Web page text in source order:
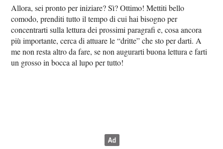
Allora, sei pronto per iniziare? Sì? Ottimo! Mettiti bello
comodo, prenditi tutto il tempo di cui hai bisogno per
concentrarti sulla lettura dei prossimi paragrafi e, cosa ancora
più importante, cerca di attuare le “dritte” che sto per darti. A
me non resta altro da fare, se non augurarti buona lettura e farti
un grosso in bocca al lupo per tutto!